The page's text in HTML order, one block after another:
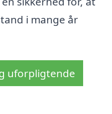
i mange år
uforpligtende